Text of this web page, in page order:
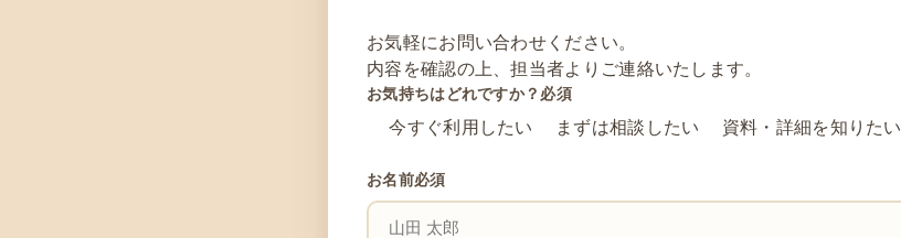
お気軽にお問い合わせください。
内容を確認の上、担当者よりご連絡いたします。
お気持ちはどれですか？ 必須
今すぐ利用したい まずは相談したい 資料・詳細を知りたい
お名前必須